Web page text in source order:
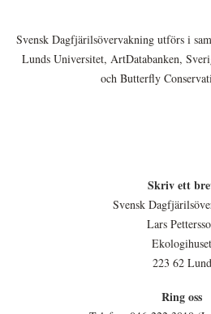
Svensk Dagfjärilsövervakning utförs i
Lunds Universitet, ArtDatabanken,
och Butterfly
Skriv ett
Svensk
Lars
Ekologihuset
223 62 Lund
Ring oss